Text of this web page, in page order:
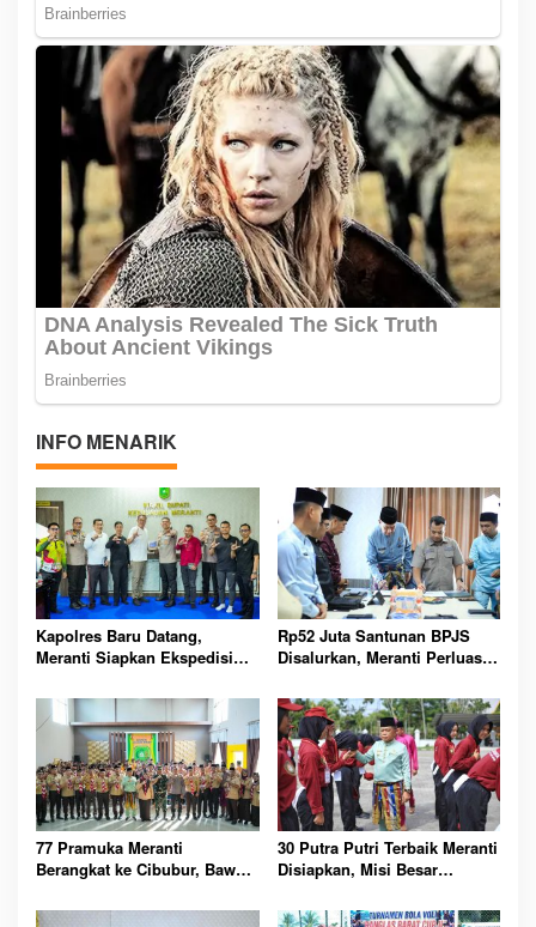
INFO MENARIK
Kapolres Baru Datang,
Meranti Siapkan Ekspedisi
Rp52 Juta Santunan BPJS
Disalurkan, Meranti Perluas
77 Pramuka Meranti
Berangkat ke Cibubur, Bawa
30 Putra Putri Terbaik Meranti
Disiapkan, Misi Besar